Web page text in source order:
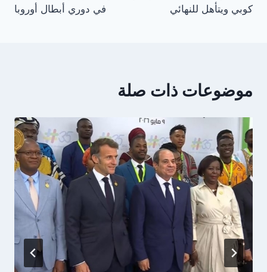
كوبي ويتأهل للنهائي
في دوري أبطال أوروبا
موضوعات ذات صلة